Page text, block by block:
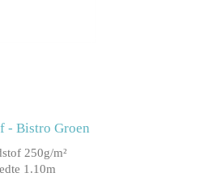
- Bistro Groen
250g/m²
1.10m